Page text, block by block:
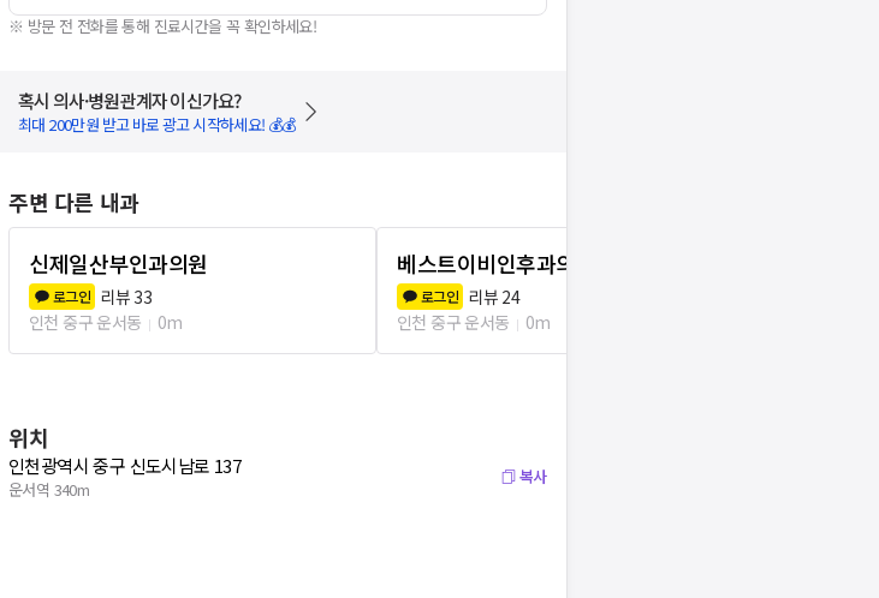
※ 방문 전 전화를 통해 진료시간을 꼭 확인하세요!
혹시 의사·병원관계자 이신가요?
최대 200만원 받고 바로 광고 시작하세요! 💰💰
주변 다른 내과
신제일산부인과의원
로그인 리뷰 33
인천 중구 운서동
0m
베스트이비인후과의원
로그인 리뷰 24
인천 중구 운서동
0m
위치
인천광역시 중구 신도시남로 137
운서역 340m
복사